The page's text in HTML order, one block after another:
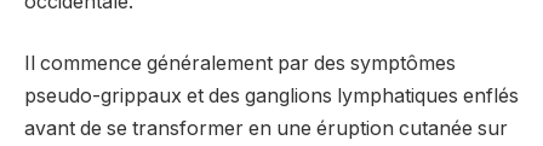
Il commence généralement par des symptômes
pseudo-grippaux et des ganglions lymphatiques enflés
avant de se transformer en une éruption cutanée sur